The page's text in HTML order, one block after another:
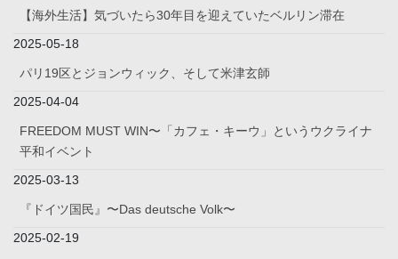
【海外生活】気づいたら30年目を迎えていたベルリン滞在
2025-05-18
パリ19区とジョンウィック、そして米津玄師
2025-04-04
FREEDOM MUST WIN〜「カフェ・キーウ」というウクライナ
平和イベント
2025-03-13
『ドイツ国民』〜Das deutsche Volk〜
2025-02-19